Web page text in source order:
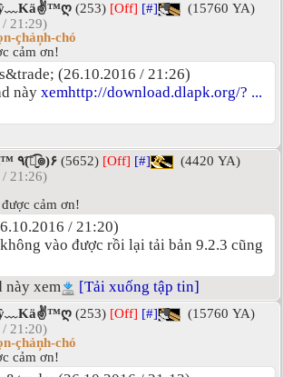
(253) [Off] [#]
(15760 YA)
21:29)
çhảņh-chó
cảm ơn!
(26.10.2016 / 21:26)
này xemhttp://download.dlapk.org/? ...
Vô Danh™ ٩(͡๏̮͡๏)۶ (5652) [Off] [#]
(4420 YA)
21:26)
cảm ơn!
/ 21:20)
vào được rồi lại tải bản 9.2.3 cũng
này xem
[Tải xuống tập tin]
(253) [Off] [#]
(15760 YA)
21:20)
çhảņh-chó
cảm ơn!